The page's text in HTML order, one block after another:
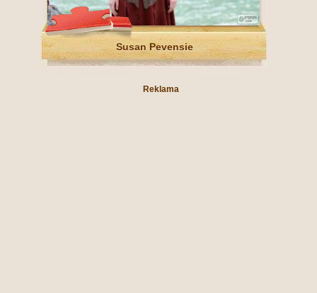
Susan Pevensie
Reklama